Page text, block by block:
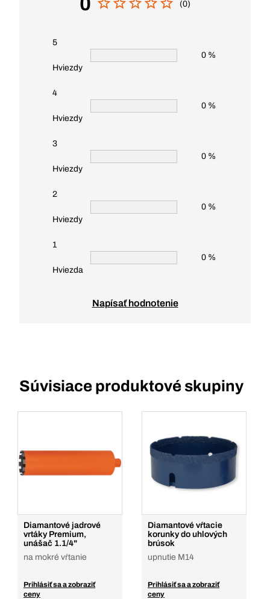
(0)
5
Hviezdy
0 %
4
Hviezdy
0 %
3
Hviezdy
0 %
2
Hviezdy
0 %
1
Hviezda
0 %
Napísať hodnotenie
Súvisiace produktové skupiny
Diamantové jadrové
vrtáky Premium,
unášač 1.1/4"
na mokré vŕtanie
Prihlásiť sa a zobraziť
ceny
Diamantové vŕtacie
korunky do uhlových
brúsok
upnutie M14
Prihlásiť sa a zobraziť
ceny